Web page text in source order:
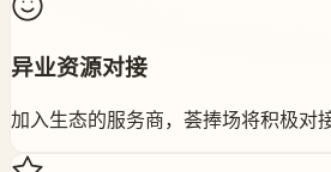
异业资源对接
加入生态的服务商，荟捧场将积极对